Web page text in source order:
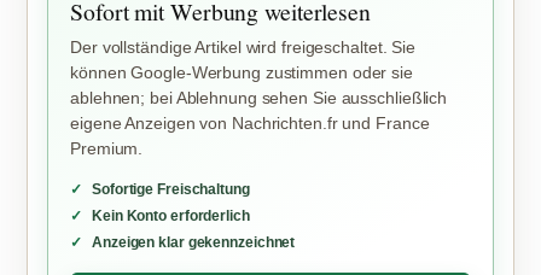
Sofort mit Werbung weiterlesen
Der vollständige Artikel wird freigeschaltet. Sie
können Google-Werbung zustimmen oder sie
ablehnen; bei Ablehnung sehen Sie ausschließlich
eigene Anzeigen von Nachrichten.fr und France
Premium.
Sofortige Freischaltung
Kein Konto erforderlich
Anzeigen klar gekennzeichnet